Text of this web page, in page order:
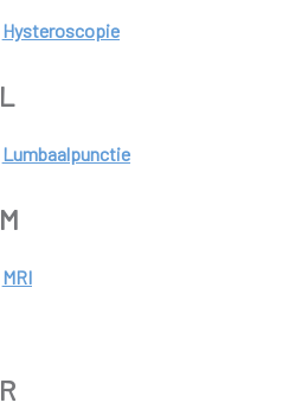
Hysteroscopie
L
Lumbaalpunctie
M
MRI
R